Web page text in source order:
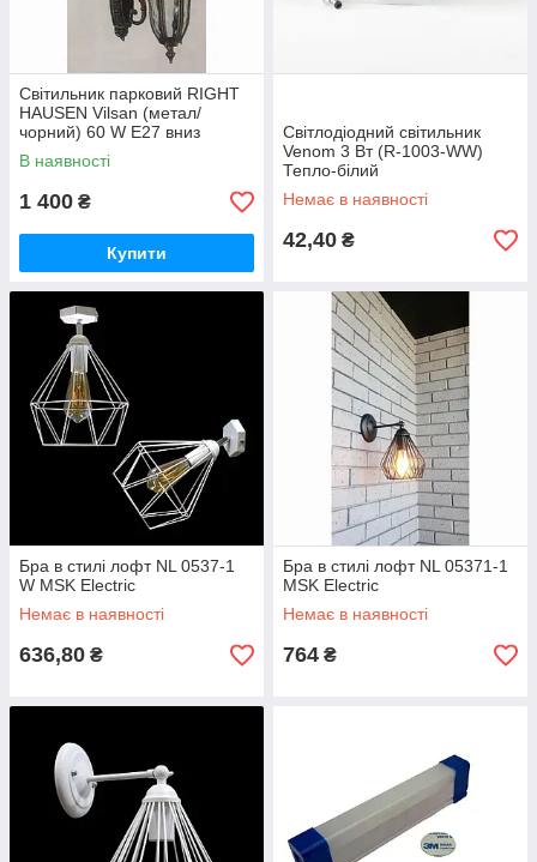
Світильник парковий RIGHT
HAUSEN Vilsan (метал/
чорний) 60 W E27 вниз
17006-S-WD
В наявності
1 400 ₴
Купити
Світлодіодний світильник
Venom 3 Вт (R-1003-WW)
Тепло-білий
Немає в наявності
42,40 ₴
Бра в стилі лофт NL 0537-1
W MSK Electric
Немає в наявності
636,80 ₴
Бра в стилі лофт NL 05371-1
MSK Electric
Немає в наявності
764 ₴